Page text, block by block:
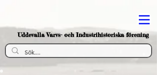
Uddevalla Varvs- och Industrihistoriska förening